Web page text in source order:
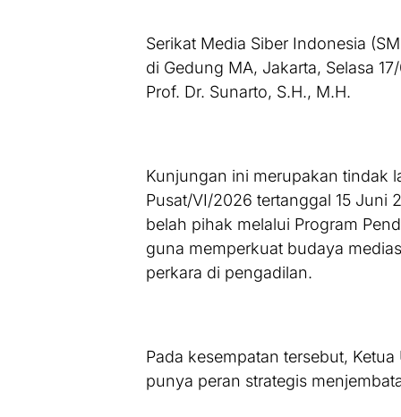
Serikat Media Siber Indonesia
di Gedung MA, Jakarta, Selasa
Prof. Dr. Sunarto, S.H., M.H.
Kunjungan ini merupakan tindak
Pusat/VI/2026 tertanggal 15 Juni
belah pihak melalui Program
guna memperkuat budaya
perkara di pengadilan.
Pada kesempatan tersebut,
punya peran strategis